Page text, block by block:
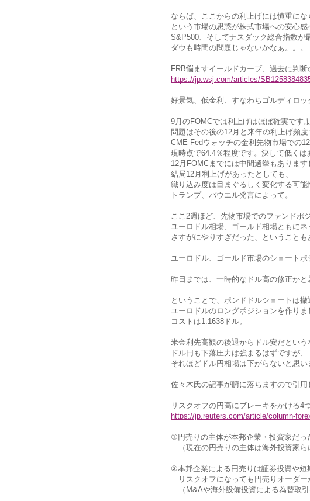
ならば、ここからの利上げには慎重にな
という市場の思惑が株式市場への安心感
S&P500、そしてナスダック総合指数が
ダウも時間の問題じゃないかなぁ。。。
FRB悩ますイールドカーブ、過去に判断
https://jp.wsj.com/articles/
好景気、低金利、すなわちゴルディロ
9月のFOMCでは利上げはほぼ確実ですよ
問題はその後の12月と来年の利上げ頻度
CME Fedウォッチの金利先物市場での
現時点で64.4％程度です。決して低くは
12月FOMCまでには中間選挙もあります
結局12月利上げがあったとしても、
織り込み度は目まぐるしく変化する可能
トランプ、パウエル発言によって。
ここ2週ほど、先物市場でのファンドポ
ユーロドル相場、ゴールド相場ともに
さすがにやりすぎだった、ということも
ユーロドル、ゴールド市場のショートポ
昨日までは、一時的なドル高の修正かと
ということで、ポンドドルショートは撤
ユーロドルのロングポジションを作りま
コストは1.1638ドル。
米金利先高観の後退からドル安だという
ドル円も下落圧力は強まるはずですが、
それほどドル円相場は下がらないと思い
佐々木氏の記事が腑に落ちますので引用
リスクオフの円高にブレーキをかける4
https://jp.reuters.com/article/column-
①円売りの主体が本邦企業・投資家だっ
（現在の円売りの主体は海外投資家ら
②本邦企業による円売りは証券投資や短
リスクオフになっても円売りオーダー
（M&Aや海外設備投資による為替取引